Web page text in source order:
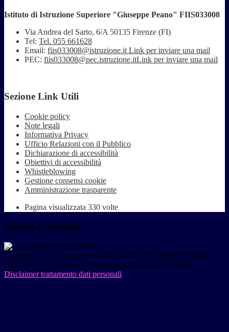
Istituto di Istruzione Superiore "Giuseppe Peano" FIIS033008
Via Andrea del Sarto, 6/A 50135 Firenze (FI)
Tel: Tel. 055 661628
Email: fiis033008@istruzione.it Link per inviare una mail
PEC: fiis033008@pec.istruzione.itLink per inviare una mail
Sezione Link Utili
Cookie policy
Note legali
Informativa Privacy
Ufficio Relazioni con il Pubblico
Dichiarazione di accessibilità
Obiettivi di accessibilità
Whistleblowing
Gestione consensi cookie
Amministrazione trasparente
Pagina visualizzata 330 volte
Sezione Copyright
Copyright 2026 | Engineered and powered by Gruppo Spaggiari
Parma S.p.A. | Divisione Publishing & New Social Media
Disclaimer trattamento dati personali